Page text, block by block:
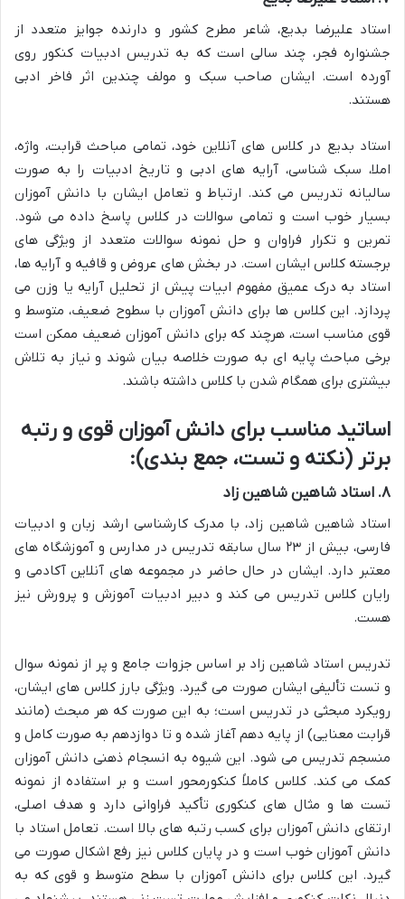
استاد علیرضا بدیع، شاعر مطرح کشور و دارنده جوایز متعدد از
جشنواره فجر، چند سالی است که به تدریس ادبیات کنکور روی
آورده است. ایشان صاحب سبک و مولف چندین اثر فاخر ادبی
هستند.
استاد بدیع در کلاس های آنلاین خود، تمامی مباحث قرابت، واژه،
املا، سبک شناسی، آرایه های ادبی و تاریخ ادبیات را به صورت
سالیانه تدریس می کند. ارتباط و تعامل ایشان با دانش آموزان
بسیار خوب است و تمامی سوالات در کلاس پاسخ داده می شود.
تمرین و تکرار فراوان و حل نمونه سوالات متعدد از ویژگی های
برجسته کلاس ایشان است. در بخش های عروض و قافیه و آرایه ها،
استاد به درک عمیق مفهوم ابیات پیش از تحلیل آرایه یا وزن می
پردازد. این کلاس ها برای دانش آموزان با سطوح ضعیف، متوسط و
قوی مناسب است، هرچند که برای دانش آموزان ضعیف ممکن است
برخی مباحث پایه ای به صورت خلاصه بیان شوند و نیاز به تلاش
بیشتری برای همگام شدن با کلاس داشته باشند.
اساتید مناسب برای دانش آموزان قوی و رتبه
برتر (نکته و تست، جمع بندی):
۸. استاد شاهین شاهین زاد
استاد شاهین شاهین زاد، با مدرک کارشناسی ارشد زبان و ادبیات
فارسی، بیش از ۲۳ سال سابقه تدریس در مدارس و آموزشگاه های
معتبر دارد. ایشان در حال حاضر در مجموعه های آنلاین آکادمی و
رایان کلاس تدریس می کند و دبیر ادبیات آموزش و پرورش نیز
هست.
تدریس استاد شاهین زاد بر اساس جزوات جامع و پر از نمونه سوال
و تست تألیفی ایشان صورت می گیرد. ویژگی بارز کلاس های ایشان،
رویکرد مبحثی در تدریس است؛ به این صورت که هر مبحث (مانند
قرابت معنایی) از پایه دهم آغاز شده و تا دوازدهم به صورت کامل و
منسجم تدریس می شود. این شیوه به انسجام ذهنی دانش آموزان
کمک می کند. کلاس کاملاً کنکورمحور است و بر استفاده از نمونه
تست ها و مثال های کنکوری تأکید فراوانی دارد و هدف اصلی،
ارتقای دانش آموزان برای کسب رتبه های بالا است. تعامل استاد با
دانش آموزان خوب است و در پایان کلاس نیز رفع اشکال صورت می
گیرد. این کلاس برای دانش آموزان با سطح متوسط و قوی که به